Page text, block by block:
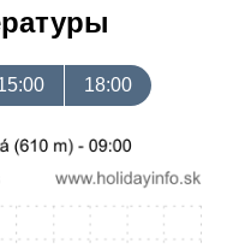
18:00